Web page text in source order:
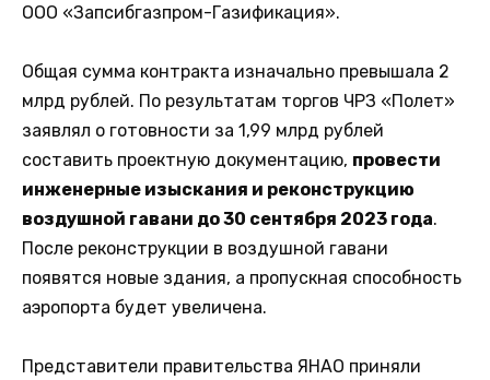
ООО «Запсибгазпром-Газификация».
Общая сумма контракта изначально превышала 2
млрд рублей. По результатам торгов ЧРЗ «Полет»
заявлял о готовности за 1,99 млрд рублей
составить проектную документацию, провести
инженерные изыскания и реконструкцию
воздушной гавани до 30 сентября 2023 года.
После реконструкции в воздушной гавани
появятся новые здания, а пропускная способность
аэропорта будет увеличена.
Представители правительства ЯНАО приняли